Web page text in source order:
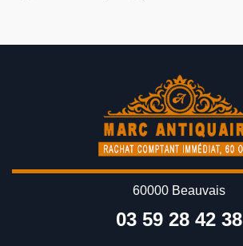
60000 Beauvais
03 59 28 42 38